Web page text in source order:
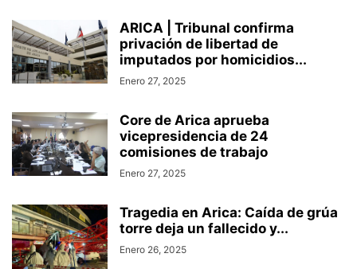
ARICA | Tribunal confirma
privación de libertad de
imputados por homicidios...
Enero 27, 2025
Core de Arica aprueba
vicepresidencia de 24
comisiones de trabajo
Enero 27, 2025
Tragedia en Arica: Caída de grúa
torre deja un fallecido y...
Enero 26, 2025